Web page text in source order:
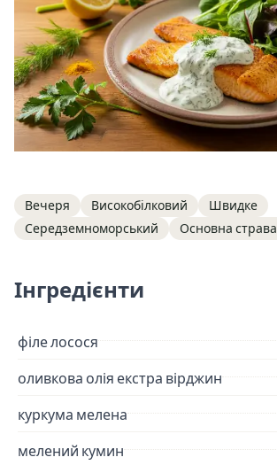
Tags
Вечеря Високобілковий
Швидке
Середземноморський
Основна страва
Інгредієнти
філе лосося
оливкова олія екстра вірджин
куркума мелена
мелений кумин